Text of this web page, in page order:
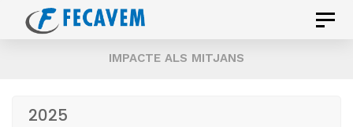
Skip
links
Toggle
IMPACTE ALS MITJANS
2025